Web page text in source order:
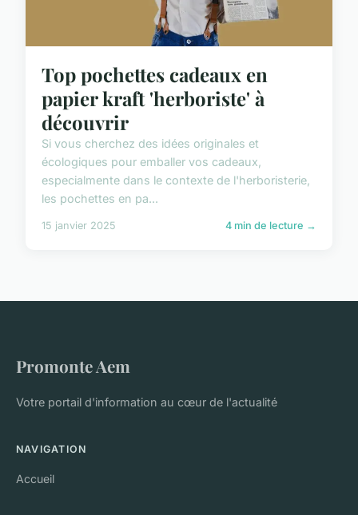
Top pochettes cadeaux en
papier kraft 'herboriste' à
découvrir
Si vous cherchez des idées originales et
écologiques pour emballer vos cadeaux,
especialmente dans le contexte de l'herboristerie,
les pochettes en pa...
15 janvier 2025 4 min de lecture →
Promonte Aem
Votre portail d'information au cœur de l'actualité
NAVIGATION
Accueil